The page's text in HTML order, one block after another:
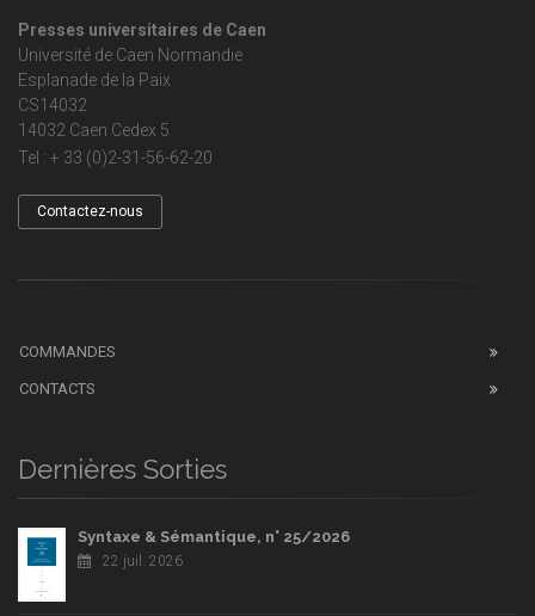
Presses universitaires de Caen
Université de Caen Normandie
Esplanade de la Paix
CS14032
14032 Caen Cedex 5
Tel : + 33 (0)2-31-56-62-20
Contactez-nous
COMMANDES
CONTACTS
Dernières Sorties
Syntaxe & Sémantique, n° 25/2026
22 juil. 2026